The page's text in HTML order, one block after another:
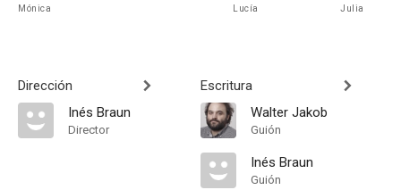
Mónica Lucía Julia
Dirección
Inés Braun
Director
Escritura
Walter Jakob
Guión
Inés Braun
Guión